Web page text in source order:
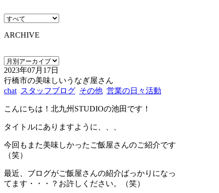
ARCHIVE
2023年07月17日
行橋市の美味しいうなぎ屋さん
chat スタッフブログ その他 営業の日々活動
こんにちは！北九州STUDIOの池田です！
タイトルにありますように、、、
今回もまた美味しかったご飯屋さんのご紹介です
（笑）
最近、ブログがご飯屋さんの紹介ばっかりになっ
てます・・・？お許しください。（笑）